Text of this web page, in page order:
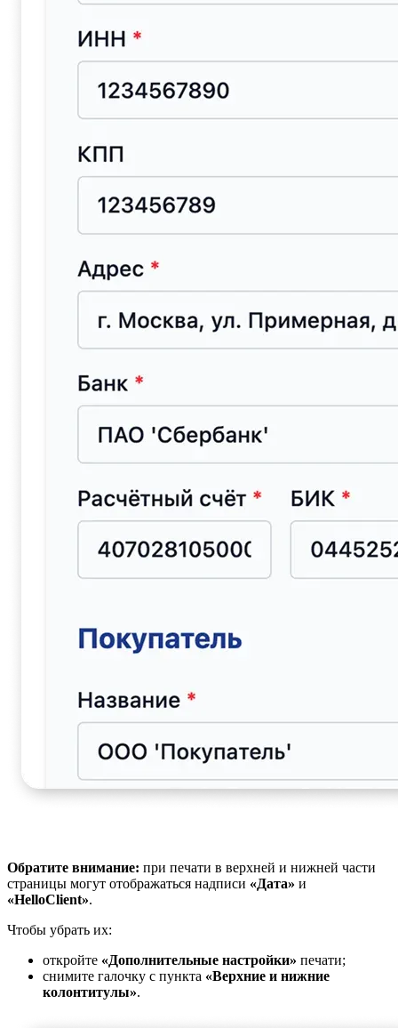
Обратите внимание: при печати в верхней и нижней части
страницы могут отображаться надписи «Дата» и
«HelloClient».
Чтобы убрать их:
откройте «Дополнительные настройки» печати;
снимите галочку с пункта «Верхние и нижние
колонтитулы».